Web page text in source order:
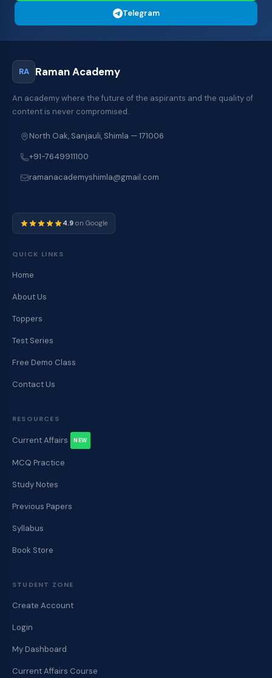
Telegram
RA Raman Academy
An academy where the future of the aspirants and the quality of
content is never compromised.
North Oak, Sanjauli, Shimla — 171006
+91-7649911100
ramanacademyshimla@gmail.com
4.9 on Google
QUICK LINKS
Home
About Us
Toppers
Test Series
Free Demo Class
Contact Us
RESOURCES
Current Affairs NEW
MCQ Practice
Study Notes
Previous Papers
Syllabus
Book Store
STUDENT ZONE
Create Account
Login
My Dashboard
Current Affairs Course